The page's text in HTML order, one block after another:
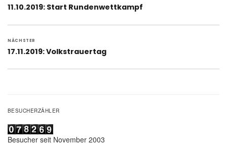
Vorheriger
11.10.2019: Start Rundenwettkampf
NÄCHSTER
Nächster
17.11.2019: Volkstrauertag
BESUCHERZÄHLER
Besucher seit November 2003